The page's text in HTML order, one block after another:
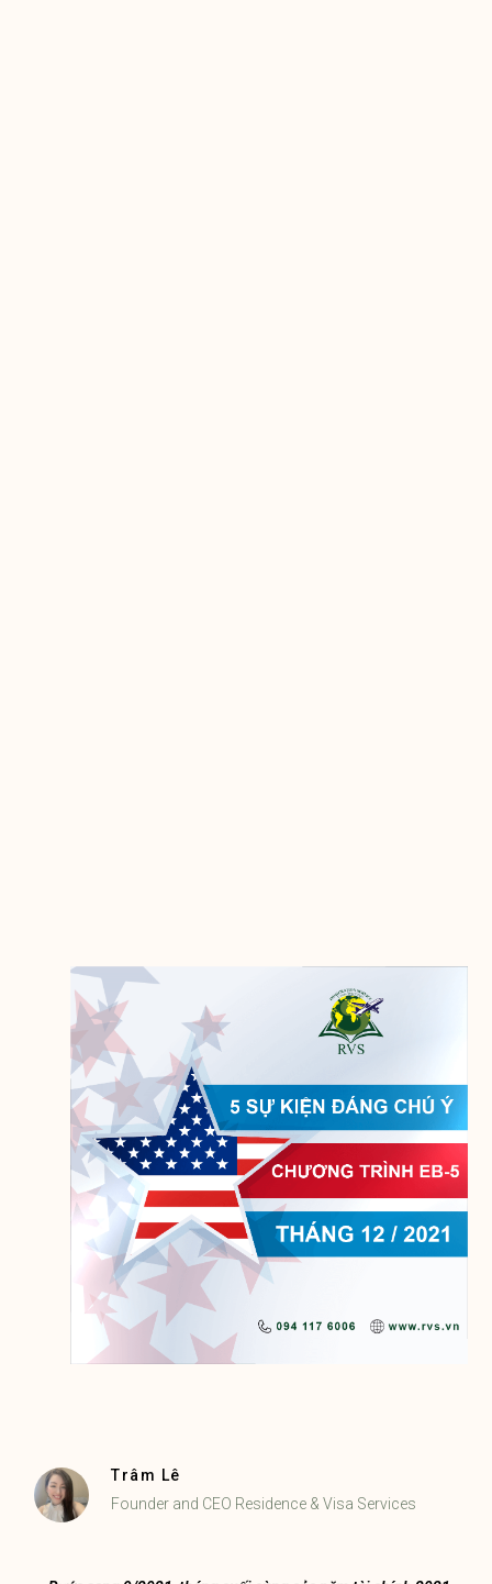
Trâm Lê
Founder and CEO Residence & Visa Services